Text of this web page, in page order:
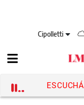
Cipolletti
ESCUCHÁ